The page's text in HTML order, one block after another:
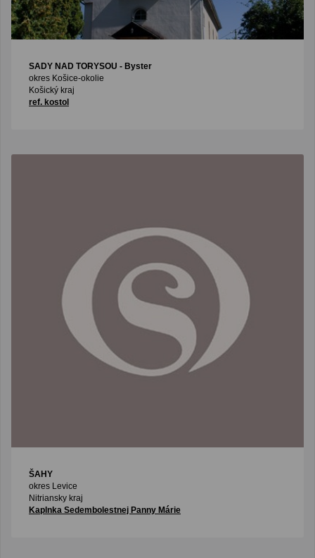
SADY NAD TORYSOU - Byster
okres Košice-okolie
Košický kraj
ref. kostol
ŠAHY
okres Levice
Nitriansky kraj
Kaplnka Sedembolestnej Panny Márie